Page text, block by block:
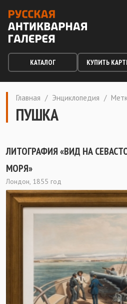
КАТАЛОГ КУПИТЬ
Главная / Энциклопедия /
ПУШКА
ЛИТОГРАФИЯ «ВИД НА
МОРЯ»
Лондон, 1855 год